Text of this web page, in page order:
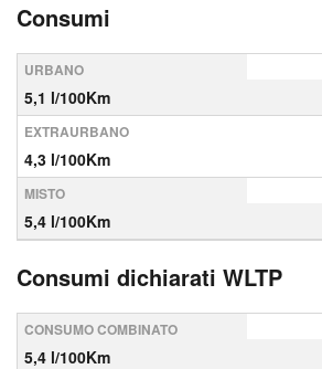
Consumi
URBANO
5,1 l/100Km
EXTRAURBANO
4,3 l/100Km
MISTO
5,4 l/100Km
Consumi dichiarati WLTP
CONSUMO COMBINATO
5,4 l/100Km